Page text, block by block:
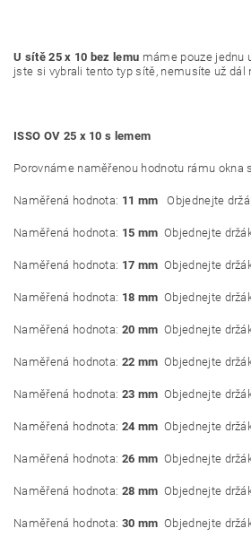
U sítě 25 x 10 bez lemu máme pouze jednu
jste si vybrali tento typ sítě, nemusíte už dál
ISSO OV 25 x 10 s lemem
Porovnáme naměřenou hodnotu rámu okna
Naměřená hodnota: 11 mm Objednejte
Naměřená hodnota: 15 mm Objednejte
Naměřená hodnota: 17 mm Objednejte
Naměřená hodnota: 18 mm Objednejte
Naměřená hodnota: 20 mm Objednejte
Naměřená hodnota: 22 mm Objednejte
Naměřená hodnota: 23 mm Objednejte
Naměřená hodnota: 24 mm Objednejte
Naměřená hodnota: 26 mm Objednejte
Naměřená hodnota: 28 mm Objednejte
Naměřená hodnota: 30 mm Objednejte